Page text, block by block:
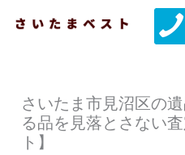
さいたま市見沼区の
る品を見落とさない
ト】